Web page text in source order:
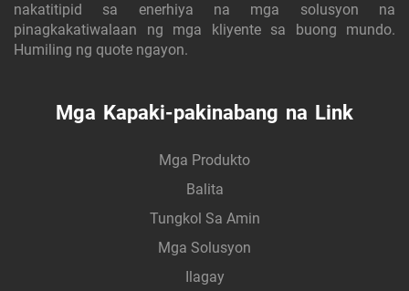
nakatitipid sa enerhiya na mga solusyon na
pinagkakatiwalaan ng mga kliyente sa buong mundo.
Humiling ng quote ngayon.
Mga Kapaki-pakinabang na Link
Mga Produkto
Balita
Tungkol Sa Amin
Mga Solusyon
Ilagay